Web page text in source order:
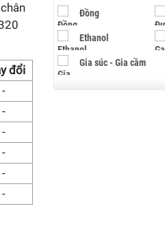
đổi
-
-
-
-
-
-
Đồng
Ethanol
Gia súc - Gia cầm